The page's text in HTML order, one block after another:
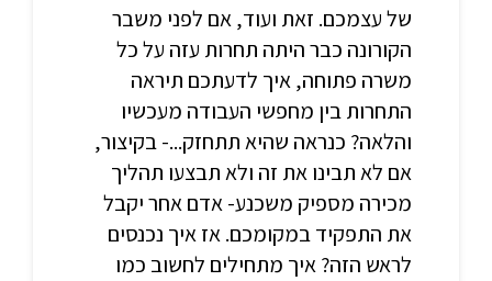
של עצמכם. זאת ועוד, אם לפני משבר
הקורונה כבר היתה תחרות עזה על כל
משרה פתוחה, איך לדעתכם תיראה
התחרות בין מחפשי העבודה מעכשיו
והלאה? כנראה שהיא תתחזק...- בקיצור,
אם לא תבינו את זה ולא תבצעו תהליך
מכירה מספיק משכנע- אדם אחר יקבל
את התפקיד במקומכם. אז איך נכנסים
לראש הזה? איך מתחילים לחשוב כמו